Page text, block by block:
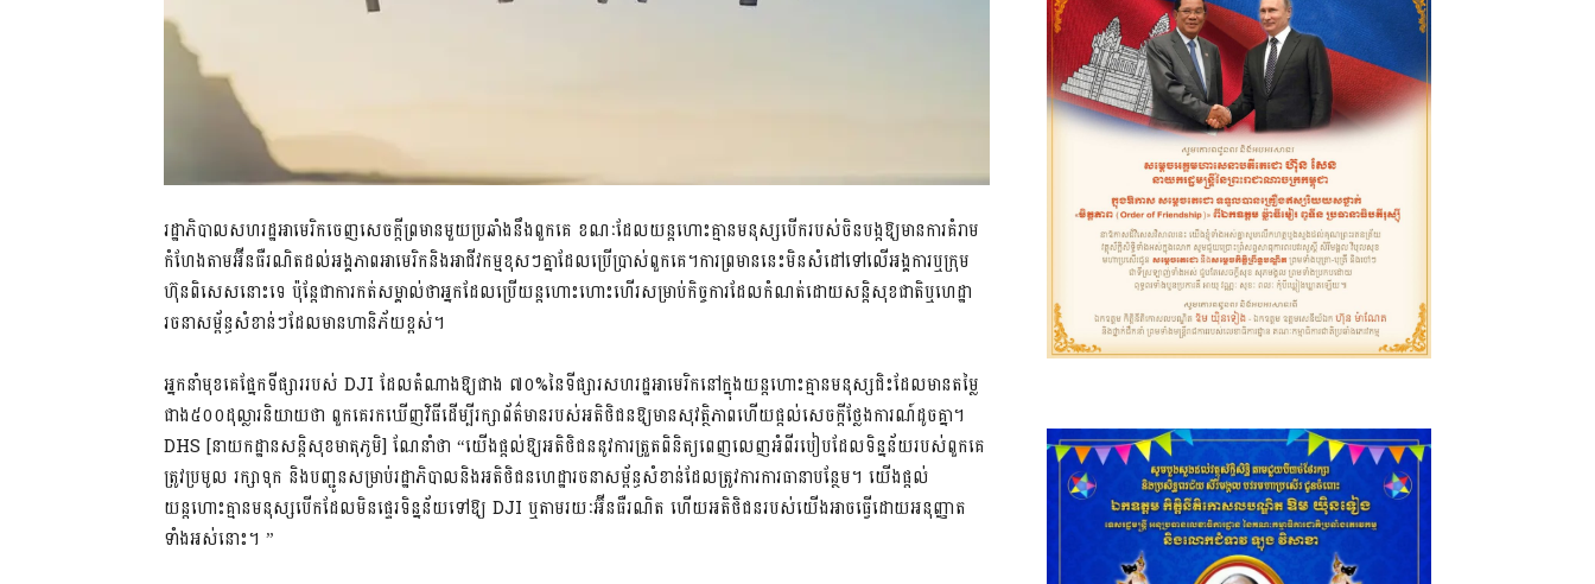
រដ្ឋាភិបាលសហរដ្ឋអាមេរិកចេញសេចក្តីព្រមានមួយប្រឆាំងនឹងពួកគេ ខណៈដែលយន្តហោះគ្មានមនុស្សបើករបស់ចិនបង្កឱ្យមានការគំរាម
កំហែងតាមអ៊ីនធឺរណិតដល់អង្គភាពអាមេរិកនិងអាជីវកម្មខុសៗគ្នាដែលប្រើប្រាស់ពួកគេ។ការព្រមាននេះមិនសំដៅទៅលើអង្គការឬក្រុម
ហ៊ុនពិសេសនោះទេ ប៉ុន្តែជាការកត់សម្គាល់ថាអ្នកដែលប្រើយន្តហោះហោះហើរសម្រាប់កិច្ចការដែលកំណត់ដោយសន្តិសុខជាតិឬហេដ្ឋា
រចនាសម្ព័ន្ធសំខាន់ៗដែលមានហានិភ័យខ្ពស់។
អ្នកនាំមុខគេផ្នែកទីផ្សាររបស់ DJI ដែលតំណាងឱ្យជាង ៧០%នៃទីផ្សារសហរដ្ឋអាមេរិកនៅក្នុងយន្តហោះគ្មានមនុស្សជិះដែលមានតម្លៃ
ជាង៥០០ដុល្លារនិយាយថា ពួកគេរកឃើញវិធីដើម្បីរក្សាព័ត៌មានរបស់អតិថិជនឱ្យមានសុវត្ថិភាពហើយផ្តល់សេចក្តីថ្លែងការណ៍ដូចគ្នា។
DHS [នាយកដ្ឋានសន្តិសុខមាតុភូមិ] ណែនាំថា “យើងផ្តល់ឱ្យអតិថិជននូវការត្រួតពិនិត្យពេញលេញអំពីរបៀបដែលទិន្នន័យរបស់ពួកគេ
ត្រូវប្រមូល រក្សាទុក និងបញ្ជូនសម្រាប់រដ្ឋាភិបាលនិងអតិថិជនហេដ្ឋារចនាសម្ព័ន្ធសំខាន់ដែលត្រូវការការធានាបន្ថែម។ យើងផ្តល់
យន្តហោះគ្មានមនុស្សបើកដែលមិនផ្ទេរទិន្នន័យទៅឱ្យ DJI ឬតាមរយៈអ៊ីនធឺរណិត ហើយអតិថិជនរបស់យើងអាចធ្វើដោយអនុញ្ញាត
ទាំងអស់នោះ។ ”